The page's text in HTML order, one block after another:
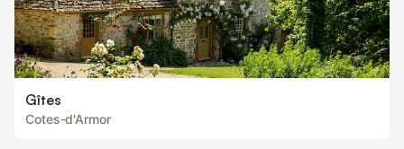
Gîtes
Cotes-d'Armor